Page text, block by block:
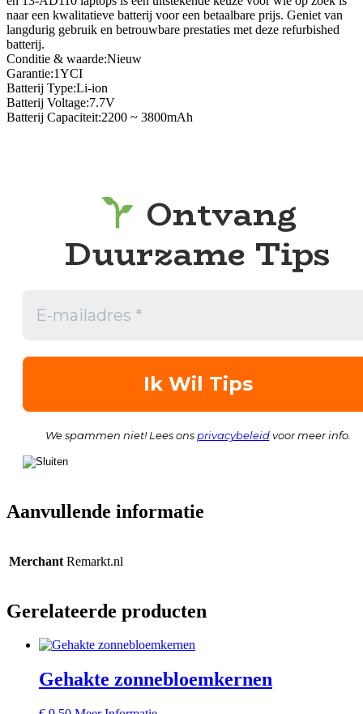
naar een kwalitatieve batterij voor een betaalbare prijs. Geniet van
langdurig gebruik en betrouwbare prestaties met deze refurbished
batterij.
Conditie & waarde:Nieuw
Garantie:1YCI
Batterij Type:Li-ion
Batterij Voltage:7.7V
Batterij Capaciteit:2200 ~ 3800mAh
Ontvang
Duurzame Tips
We spammen niet! Lees ons privacybeleidvoor meer info.
Aanvullende informatie
Merchant Remarkt.nl
Gerelateerde producten
Gehakte zonnebloemkernen